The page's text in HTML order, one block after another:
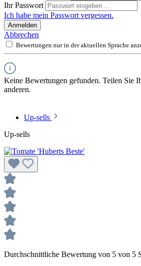
Ihr Passwort
Ich habe mein Passwort vergessen.
Anmelden
Abbrechen
Bewertungen nur in der aktuellen Sprache
Keine Bewertungen gefunden. Teilen Sie
anderen.
Up-sells
Up-sells
Durchschnittliche Bewertung von 5 von 5